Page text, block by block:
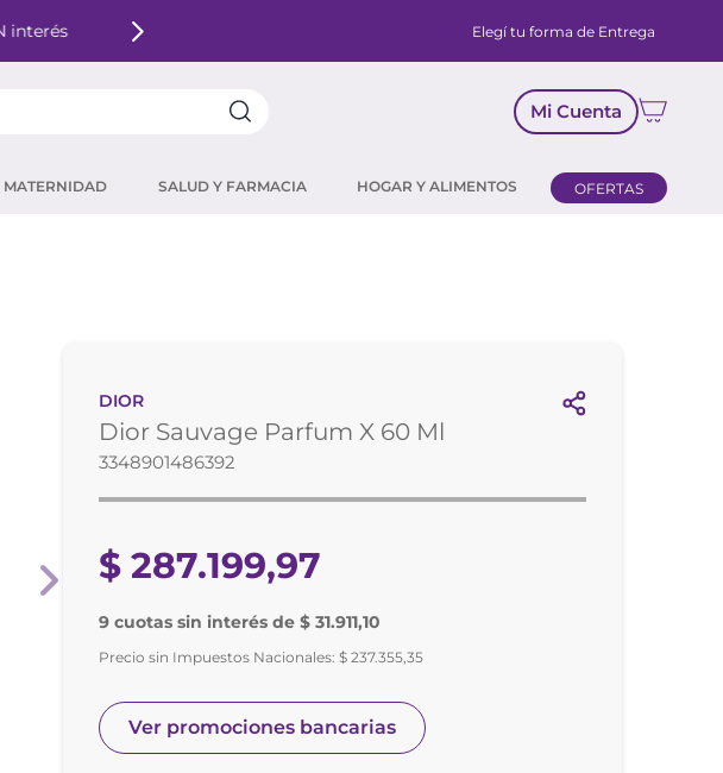
interés Elegí tu forma de Entrega
Mi Cuenta
MATERNIDAD SALUD Y FARMACIA HOGAR Y ALIMENTOS OFERTAS
DIOR
Dior Sauvage Parfum X 60 Ml
3348901486392
$ 287.199,97
9 cuotas sin interés de $ 31.911,10
Precio sin Impuestos Nacionales:$ 237.355,35
Ver promociones bancarias